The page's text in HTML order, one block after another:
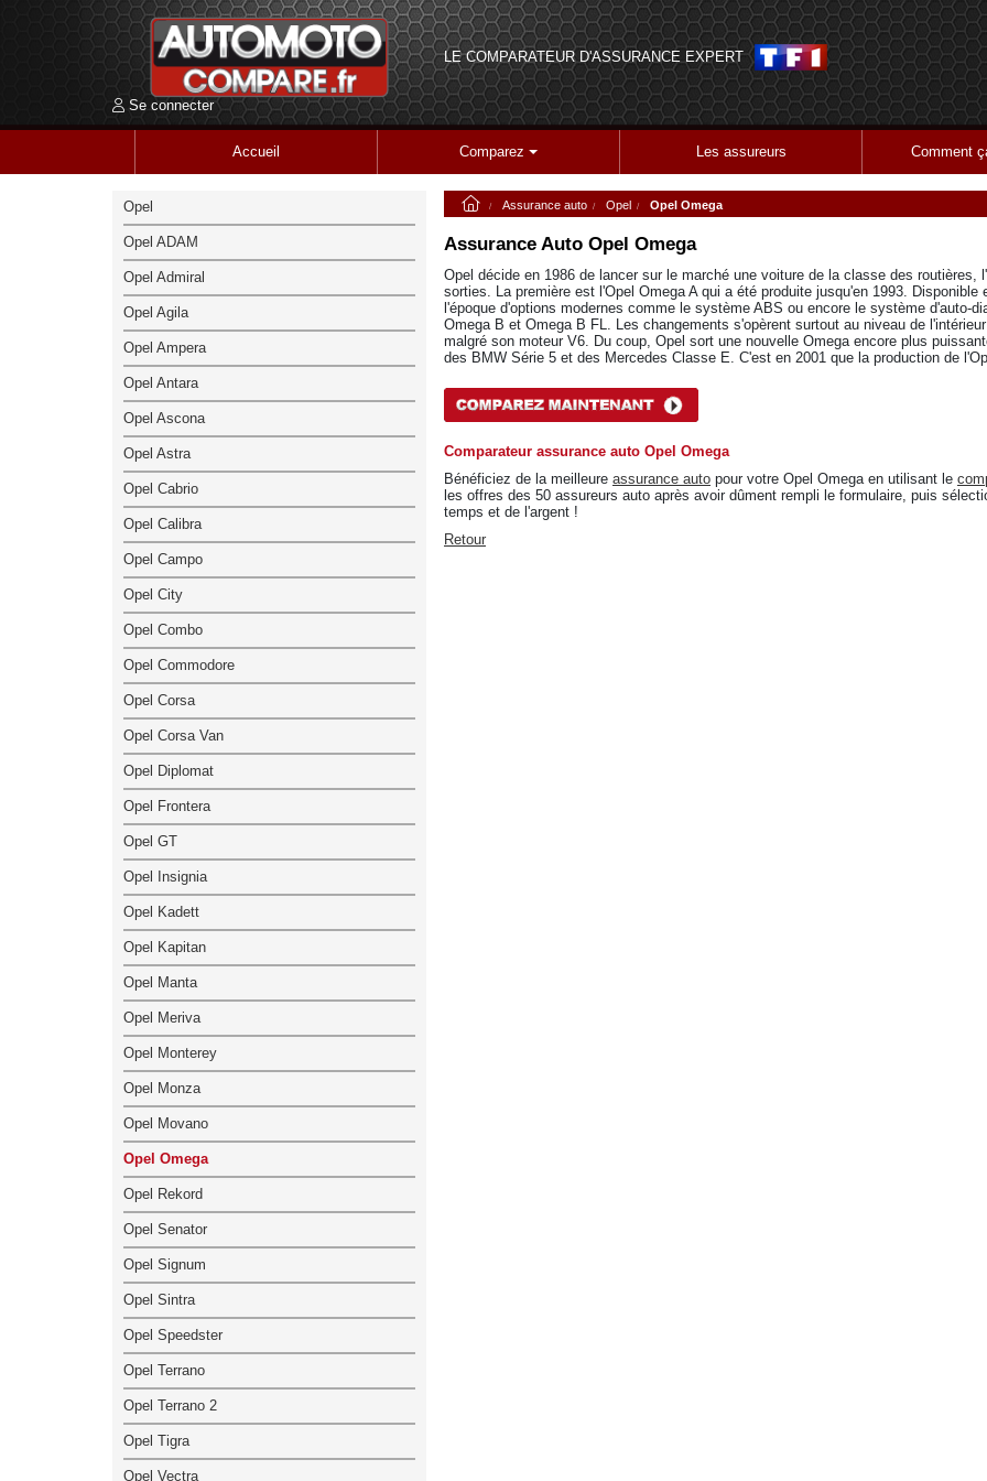
LE COMPARATEUR D'ASSURANCE EXPERT
Se connecter
Accueil Comparez Les assureurs Comment
Assurance auto Opel Opel Omega
Assurance Auto Opel Omega
Opel décide en 1986 de lancer sur le marché une voiture de la classe des
sorties. La première est l'Opel Omega A qui a été produite jusqu'en 1993.
l'époque d'options modernes comme le système ABS ou encore le système d'auto-
Omega B et Omega B FL. Les changements s'opèrent surtout au niveau de
malgré son moteur V6. Du coup, Opel sort une nouvelle Omega encore plus
des BMW Série 5 et des Mercedes Classe E. C'est en 2001 que la production de
Comparateur assurance auto Opel Omega
Bénéficiez de la meilleure assurance auto pour votre Opel Omega en utilisant le
les offres des 50 assureurs auto après avoir dûment rempli le formulaire, puis
temps et de l'argent !
Retour
Opel
Opel ADAM
Opel Admiral
Opel Agila
Opel Ampera
Opel Antara
Opel Ascona
Opel Astra
Opel Cabrio
Opel Calibra
Opel Campo
Opel City
Opel Combo
Opel Commodore
Opel Corsa
Opel Corsa Van
Opel Diplomat
Opel Frontera
Opel GT
Opel Insignia
Opel Kadett
Opel Kapitan
Opel Manta
Opel Meriva
Opel Monterey
Opel Monza
Opel Movano
Opel Omega
Opel Rekord
Opel Senator
Opel Signum
Opel Sintra
Opel Speedster
Opel Terrano
Opel Terrano 2
Opel Tigra
Opel Vectra